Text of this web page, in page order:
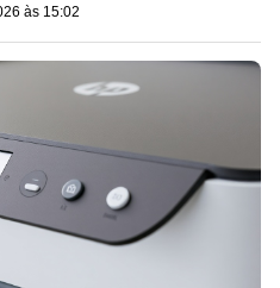
às 15:02